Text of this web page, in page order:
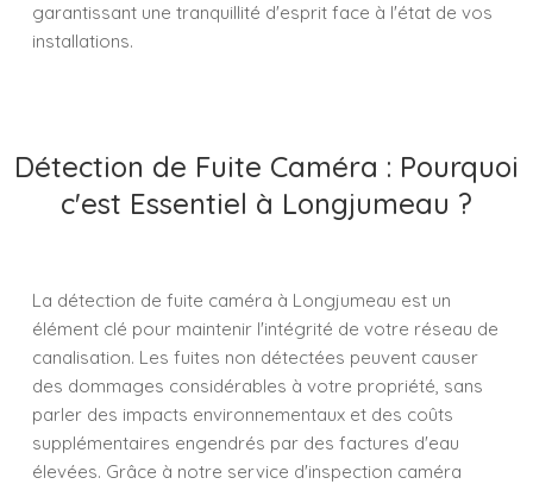
garantissant une tranquillité d'esprit face à l'état de vos
installations.
Détection de Fuite Caméra : Pourquoi
c'est Essentiel à Longjumeau ?
La détection de fuite caméra à Longjumeau est un
élément clé pour maintenir l'intégrité de votre réseau de
canalisation. Les fuites non détectées peuvent causer
des dommages considérables à votre propriété, sans
parler des impacts environnementaux et des coûts
supplémentaires engendrés par des factures d'eau
élevées. Grâce à notre service d'inspection caméra